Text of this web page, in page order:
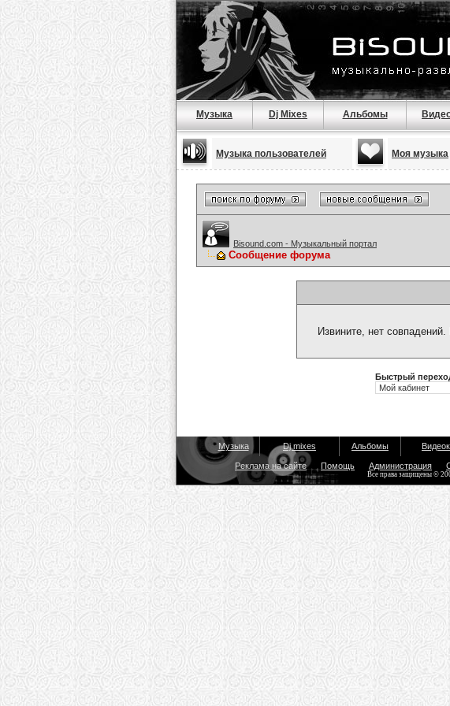
Музыка Dj Mixes Альбомы
Музыка пользователей Моя музыка
Bisound.com - Музыкальный портал
Сообщение форума
Извините, нет
Быстрый
Музыка Dj mixes Альбомы
Реклама на сайте Помощь Администрация
Все права защищены ©